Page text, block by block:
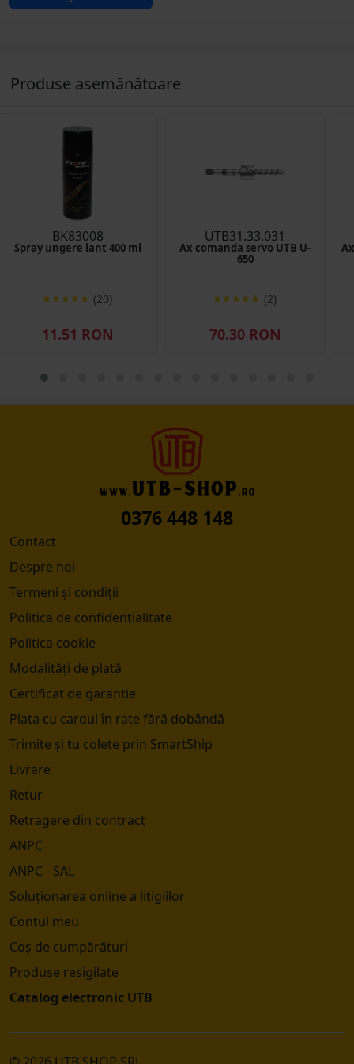
Produse asemănătoare
BK83008
Spray ungere lant 400 ml
(20)
11.51 RON
UTB31.33.031
Ax comanda servo UTB U-
650
(2)
70.30 RON
0376 448 148
Contact
Despre noi
Termeni și condiții
Politica de confidențialitate
Politica cookie
Modalități de plată
Certificat de garantie
Plata cu cardul în rate fără dobândă
Trimite și tu colete prin SmartShip
Livrare
Retur
Retragere din contract
ANPC
ANPC - SAL
Soluționarea online a litigiilor
Contul meu
Coș de cumpărături
Produse resigilate
Catalog electronic UTB